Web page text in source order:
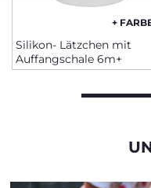
+
Silikon- Lätzchen mit
Auffangschale 6m+